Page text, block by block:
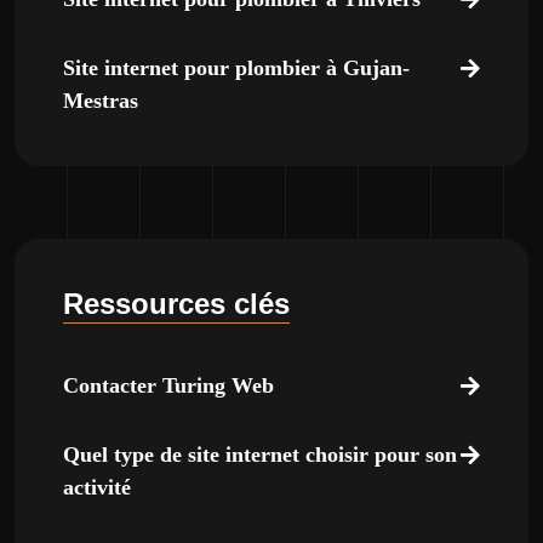
Site internet pour plombier à Gujan-
Mestras
Ressources clés
Contacter Turing Web
Quel type de site internet choisir pour son
activité